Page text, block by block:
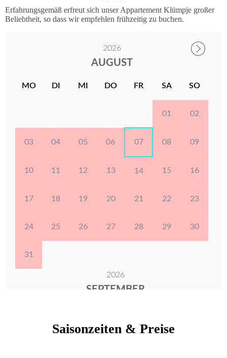
Erfahrungsgemäß erfreut sich unser Appartement Klümpje großer
Beliebtheit, so dass wir empfehlen frühzeitig zu buchen.
Saisonzeiten & Preise